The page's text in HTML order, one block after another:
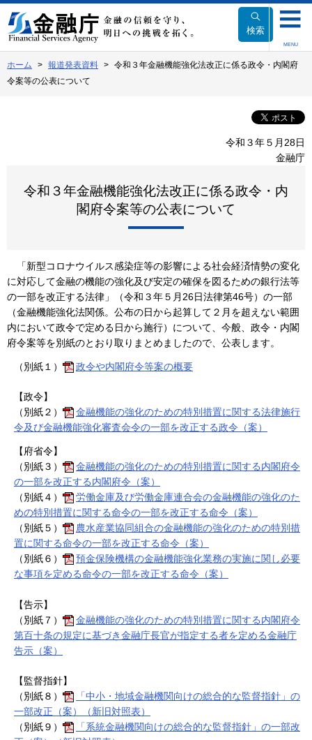
文
へ
動
検索
MENU
ホーム 報道発表資料
令和３年金融機能強化法改正に係る政令・内閣府
令案等の公表について
令和３年５月28日
金融庁
令和３年金融機能強化法改正に係る政令・内
閣府令案等の公表について
「新型コロナウイルス感染症等の影響による社会経済情勢の変化
に対応して金融の機能の強化及び安定の確保を図るための銀行法等
の一部を改正する法律」（令和３年５月26日法律第46号）の一部
（金融機能強化法関係。公布の日から起算して２月を超えない範囲
内において政令で定める日から施行）について、今般、政令・内閣
府令案等を別紙のとおり取りまとめましたので、公表します。
（別紙１） 政令や内閣府令等案の概要
【政令】
（別紙２）
金融機能の強化のための特別措置に関する法律施行
令及び金融機能強化審査会令の一部を改正する政令（案）
【府省令】
（別紙３）
金融機能の強化のための特別措置に関する内閣府令
の一部を改正する内閣府令（案）
（別紙４）
労働金庫及び労働金庫連合会の金融機能の強化のた
めの特別措置に関する命令の一部を改正する命令（案）
（別紙５）
農水産業協同組合の金融機能の強化のための特別措
置に関する命令の一部を改正する命令（案）
（別紙６）
預金保険機構の金融機能強化業務の実施に関し必要
な事項を定める命令の一部を改正する命令（案）
【告示】
（別紙７）
金融機能の強化のための特別措置に関する内閣府令
第百十条の規定に基づき金融庁長官が指定する者を定める金融庁
告示（案）
【監督指針】
（別紙８）
「中小・地域金融機関向けの総合的な監督指針」の
一部改正（案）（新旧対照表）
（別紙９）
「系統金融機関向けの総合的な監督指針」の一部改